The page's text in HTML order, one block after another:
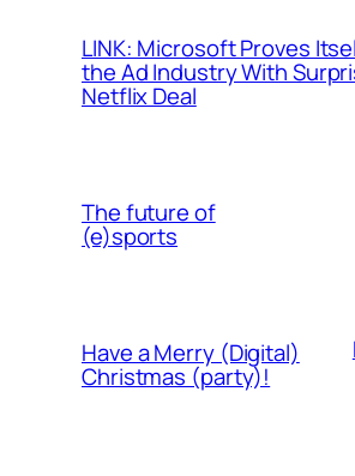
LINK: Microsoft Proves
the Ad Industry With
Netflix Deal
The future of
(e)sports
Have a Merry (Digital)
Christmas (party)!